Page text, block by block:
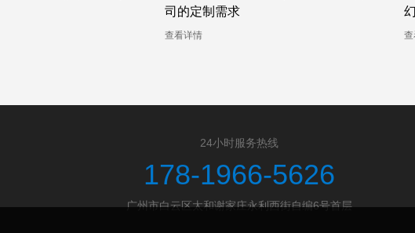
幻彩灯箱案例分析
查看详情
24小时服务热线
178-1966-5626
广州市白云区太和谢家庄永利西街自编6号首层